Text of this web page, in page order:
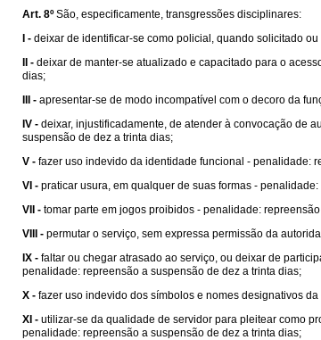
Art. 8º São, especificamente, transgressões disciplinares:
I - deixar de identificar-se como policial, quando solicitado
II - deixar de manter-se atualizado e capacitado para o
dias;
III - apresentar-se de modo incompatível com o decoro da
IV - deixar, injustificadamente, de atender à convocação de
suspensão de dez a trinta dias;
V - fazer uso indevido da identidade funcional - penalidade:
VI - praticar usura, em qualquer de suas formas -
VII - tomar parte em jogos proibidos - penalidade:
VIII - permutar o serviço, sem expressa permissão da
IX - faltar ou chegar atrasado ao serviço, ou deixar de
penalidade: repreensão a suspensão de dez a trinta dias;
X - fazer uso indevido dos símbolos e nomes designativos
XI - utilizar-se da qualidade de servidor para pleitear como
penalidade: repreensão a suspensão de dez a trinta dias;